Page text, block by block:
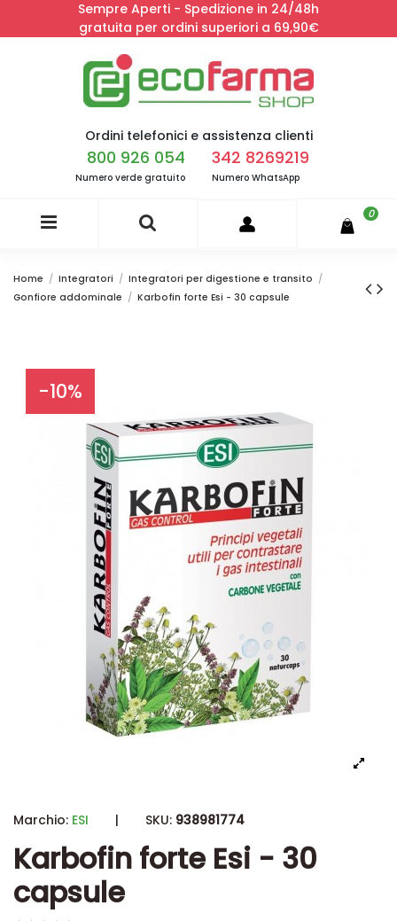
Sempre Aperti - Spedizione in 24/48h
gratuita per ordini superiori a 69,90€
Ordini telefonici e assistenza clienti
800 926 054
Numero verde gratuito
342 8269219
Numero WhatsApp
0
Home Integratori
Integratori per digestione e transito
Gonfiore addominale
Karbofin forte Esi - 30 capsule
-10%
Marchio: ESI | SKU: 938981774
Karbofin forte Esi - 30
capsule